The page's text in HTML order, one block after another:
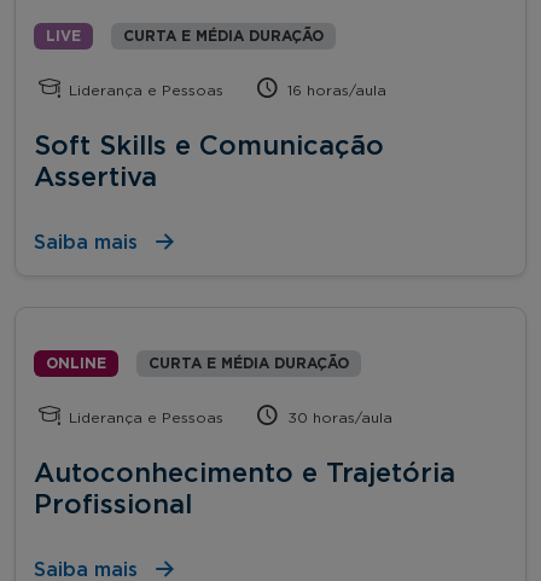
LIVE CURTA E MÉDIA DURAÇÃO
Liderança e Pessoas 16 horas/aula
Soft Skills e Comunicação
Assertiva
Saiba mais
ONLINE CURTA E MÉDIA DURAÇÃO
Liderança e Pessoas 30 horas/aula
Autoconhecimento e Trajetória
Profissional
Saiba mais